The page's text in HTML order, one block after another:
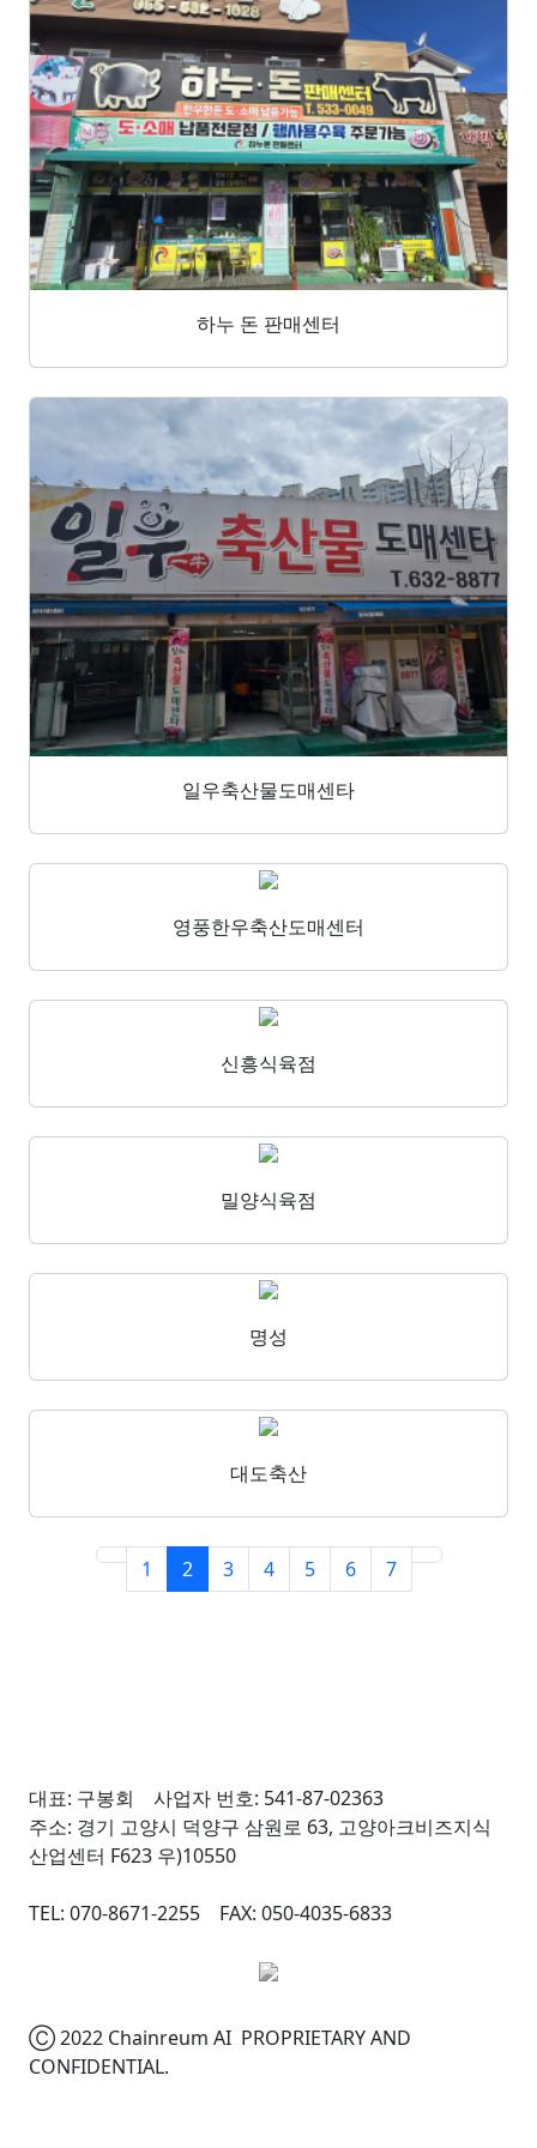
하누 돈 판매센터
일우축산물도매센타
영풍한우축산도매센터
신흥식육점
밀양식육점
명성
대도축산
1 2 3 4 5 6 7
대표: 구봉회 사업자 번호: 541-87-02363
주소: 경기 고양시 덕양구 삼원로 63, 고양아크비즈지식
산업센터 F623 우)10550
TEL: 070-8671-2255 FAX: 050-4035-6833
Ⓒ 2022 Chainreum AI PROPRIETARY AND
CONFIDENTIAL.